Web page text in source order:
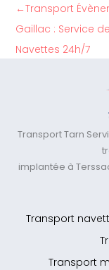
←Transport
Gaillac : Service de
Navettes 24h/7
Transport Tarn
implantée à
Transport
Transport